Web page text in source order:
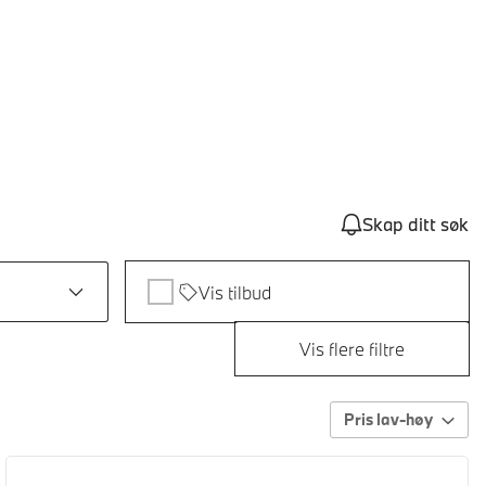
Skap ditt søk
Vis tilbud
Vis flere filtre
Pris lav-høy